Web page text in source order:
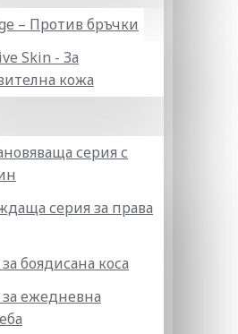
– Против бръчки
Skin - За
кожа
серия с
серия за права
боядисана коса
ежедневна